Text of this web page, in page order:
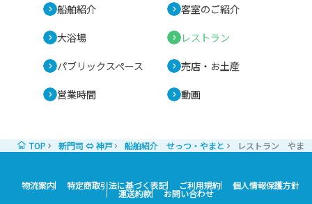
船舶紹介
客室のご紹介
大浴場 レストラン
パブリックスペース 売店・お土産
営業時間 動画
TOP 新門司 ⇔ 神戸 船舶紹介 せっつ・やまと レストラン やまと
物流案内 特定商取引法に基づく表記 ご利用規約 個人情報保護方針
運送約款 お問い合わせ